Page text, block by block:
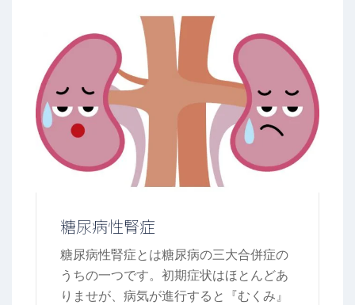
糖尿病性腎症
糖尿病性腎症とは糖尿病の三大合併症の
うちの一つです。初期症状はほとんどあ
りませが、病気が進行すると『むくみ』